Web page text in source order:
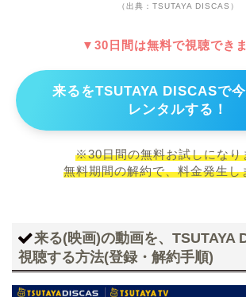
（出典：TSUTAYA DISCAS）
▼30日間は無料で視聴でき
来るをTSUTAYA DISCASで
レンタルする！
※30日間の無料お試しになり
無料期間の解約で、料金発生し
来る(映画)の動画を、TSUTAYA
視聴する方法(登録・解約手順)